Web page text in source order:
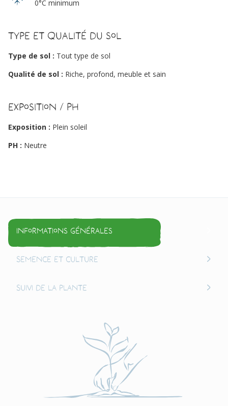
0°C minimum
Type et qualité du sol
Type de sol : Tout type de sol
Qualité de sol : Riche, profond, meuble et sain
Exposition / PH
Exposition : Plein soleil
PH : Neutre
Informations générales
Semence et culture
Suivi de la plante